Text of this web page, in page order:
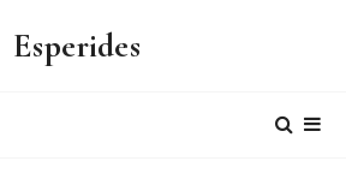
Esperides